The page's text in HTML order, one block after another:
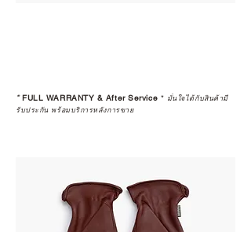
*FULL WARRANTY & After Service * มั่นใจได้กับสินค้ามี
รับประกัน พร้อมบริการหลังการขาย